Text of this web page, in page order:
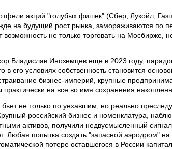
акций "голубых фишек" (Сбер, Лукойл,
на будущий рост рынка, замораживаются по
возможность не только торговать на Мосбирже,
Владислав Иноземцев еще в 2023 году,
в его условиях собственность становится
бизнес-империй, крупные
практически на все во имя сохранения
бьет не только по уехавшим, но реально
российский бизнес и номенклатура,
активов, получили недвусмысленный
Любая попытка создать "запасной аэродром"
потере оставшегося в России